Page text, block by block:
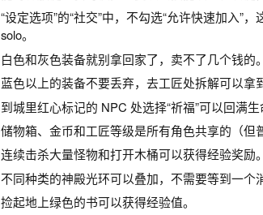
“设定选项”的“社交”中，不勾选“允许快速加入”
solo。
白色和灰色装备就别拿回家了，卖不了几个钱的。
蓝色以上的装备不要丢弃，去工匠处拆解可以拿
到城里红心标记的 NPC 处选择“祈福”可以回满生
储物箱、金币和工匠等级是所有角色共享的（但
连续击杀大量怪物和打开木桶可以获得经验奖励。
不同种类的神殿光环可以叠加，不需要等到一个
捡起地上绿色的书可以获得经验值。